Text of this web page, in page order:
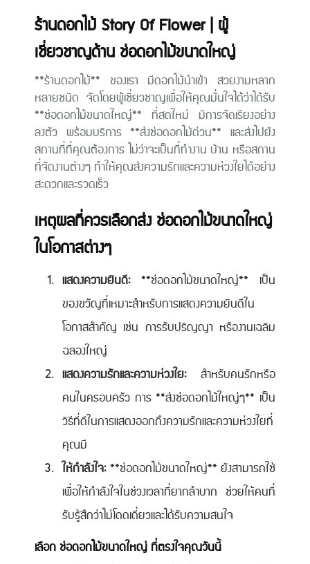
ร้านดอกไม้ Story Of Flower | ผู้
เชี่ยวชาญด้าน ช่อดอกไม้ขนาดใหญ่
**ร้านดอกไม้** ของเรา มีดอกไม้นำเข้า สวยงามหลาก
หลายชนิด จัดโดยผู้เชี่ยวชาญเพื่อให้คุณมั่นใจได้ว่าได้รับ
**ช่อดอกไม้ขนาดใหญ่** ที่สดใหม่ มีการจัดเรียงอย่าง
ลงตัว พร้อมบริการ **ส่งช่อดอกไม้ด่วน** และส่งไปยัง
สถานที่ที่คุณต้องการ ไม่ว่าจะเป็นที่ทำงาน บ้าน หรือสถาน
ที่จัดงานต่างๆ ทำให้คุณส่งความรักและความห่วงใยได้อย่าง
สะดวกและรวดเร็ว
เหตุผลที่ควรเลือกส่ง ช่อดอกไม้ขนาดใหญ่
ในโอกาสต่างๆ
แสดงความยินดี:**ช่อดอกไม้ขนาดใหญ่** เป็น
ของขวัญที่เหมาะสำหรับการแสดงความยินดีใน
โอกาสสำคัญ เช่น การรับปริญญา หรืองานเฉลิม
ฉลองใหญ่
แสดงความรักและความห่วงใย:สำหรับคนรักหรือ
คนในครอบครัว การ **ส่งช่อดอกไม้ใหญ่ๆ** เป็น
วิธีที่ดีในการแสดงออกถึงความรักและความห่วงใยที่
คุณมี
ให้กำลังใจ:**ช่อดอกไม้ขนาดใหญ่** ยังสามารถใช้
เพื่อให้กำลังใจในช่วงเวลาที่ยากลำบาก ช่วยให้คนที่
รับรู้สึกว่าไม่โดดเดี่ยวและได้รับความสนใจ
เลือก ช่อดอกไม้ขนาดใหญ่ ที่ตรงใจคุณวันนี้